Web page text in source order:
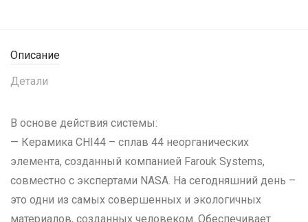
Описание
Детали
В основе действия системы:
— Керамика CHI44 – сплав 44 неорганических
элемента, созданный компанией Farouk Systems,
совместно с экспертами NASA. На сегодняшний день –
это одни из самых совершенных и экологичных
материалов, созданных человеком. Обеспечивает